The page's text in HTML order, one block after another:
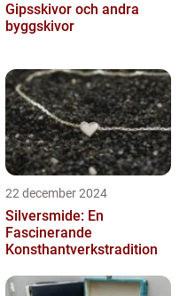
Gipsskivor och andra
byggskivor
22 december 2024
Silversmide: En
Fascinerande
Konsthantverkstradition